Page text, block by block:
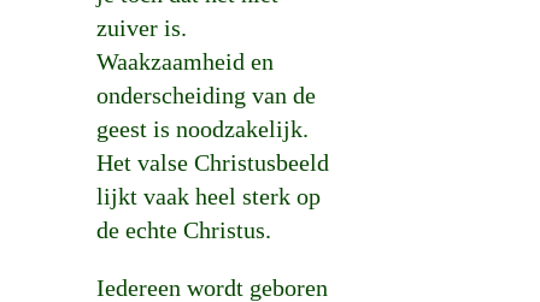
zuiver is.
Waakzaamheid en
onderscheiding van de
geest is noodzakelijk.
Het valse Christusbeeld
lijkt vaak heel sterk op
de echte Christus.
Iedereen wordt geboren